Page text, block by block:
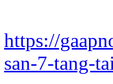
https://
san-7-tang-